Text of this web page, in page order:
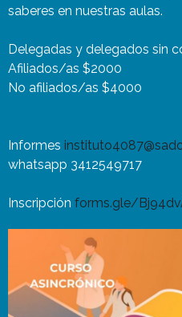
saberes en nuestras aulas.
Delegadas y delegados sin
Afiliados/as $2000
No afiliados/as $4000
Informes
whatsapp 3412549717
Inscripción forms.gle/